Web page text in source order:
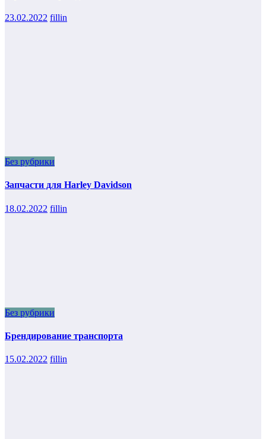
23.02.2022 fillin
Без рубрики
Запчасти для Harley Davidson
18.02.2022 fillin
Без рубрики
Брендирование транспорта
15.02.2022 fillin